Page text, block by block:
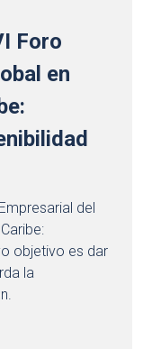
Foro
en
del
objetivo es dar
la